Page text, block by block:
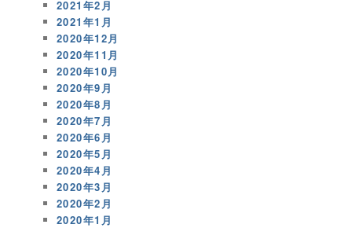
2021年2月
2021年1月
2020年12月
2020年11月
2020年10月
2020年9月
2020年8月
2020年7月
2020年6月
2020年5月
2020年4月
2020年3月
2020年2月
2020年1月